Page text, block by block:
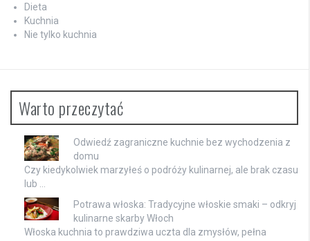
Dieta
Kuchnia
Nie tylko kuchnia
Warto przeczytać
Odwiedź zagraniczne kuchnie bez wychodzenia z
domu
Czy kiedykolwiek marzyłeś o podróży kulinarnej, ale brak czasu
lub …
Potrawa włoska: Tradycyjne włoskie smaki – odkryj
kulinarne skarby Włoch
Włoska kuchnia to prawdziwa uczta dla zmysłów, pełna